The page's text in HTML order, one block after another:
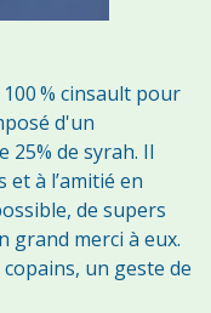
% cinsault pour
d'un
25% de syrah. Il
à l’amitié en
de supers
grand merci à eux.
un geste de